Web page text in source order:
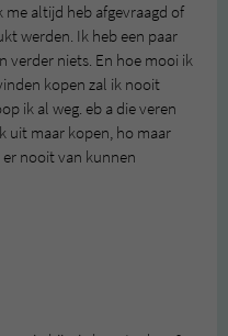
altijd heb afgevraagd of
werden. Ik heb een paar
verder niets. En hoe mooi ik
kopen zal ik nooit
ik al weg. eb a die veren
uit maar kopen, ho maar
nooit van kunnen